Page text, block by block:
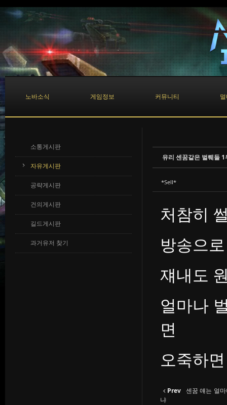
노바소식 게임정보 커뮤니티
소통게시판
자유게시판
공략게시판
건의게시판
길드게시판
과거유저 찾기
유리 센꿈같은 벌뤠들
*Sell*
처참히
방송으
쟤내도
얼마나
면
오죽하
Prev
센꿈 얘는 얼
냐
Sketchbook5, 스케치북5
Sketchbook5, 스케치북5